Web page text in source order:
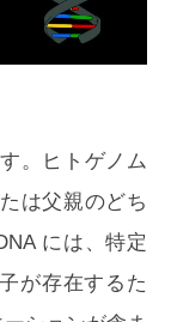
。ヒトゲノム
は父親のどち
には、特定
が存在するた